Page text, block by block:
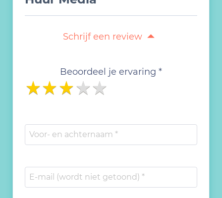
Schrijf een review
Beoordeel je ervaring *